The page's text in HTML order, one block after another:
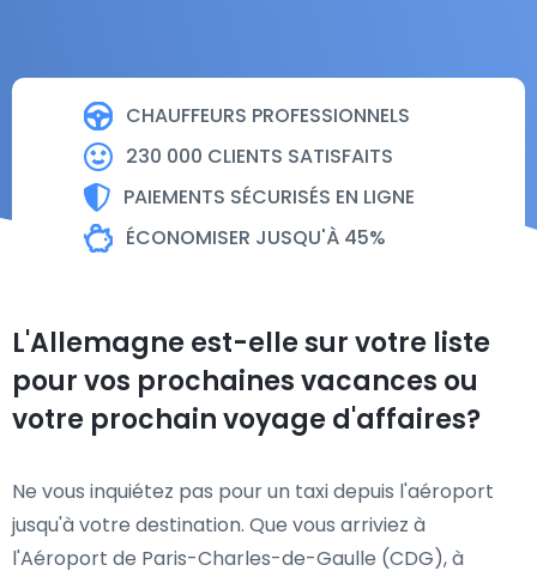
CHAUFFEURS PROFESSIONNELS
230 000 CLIENTS SATISFAITS
PAIEMENTS SÉCURISÉS EN LIGNE
ÉCONOMISER JUSQU'À 45%
L'Allemagne est-elle sur votre liste
pour vos prochaines vacances ou
votre prochain voyage d'affaires?
Ne vous inquiétez pas pour un taxi depuis l'aéroport
jusqu'à votre destination. Que vous arriviez à
l'Aéroport de Paris-Charles-de-Gaulle (CDG), à